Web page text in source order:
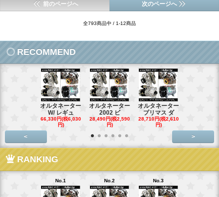
前のページへ 次のページへ
全793商品中 / 1-12商品
RECOMMEND
オルタネーター
W/ レギュ
66,330円(税6,030
円)
オルタネーター
2002 ビ
28,490円(税2,590
円)
オルタネーター
プリマス ダ
28,710円(税2,610
円)
< >
RANKING
No.1 No.2 No.3